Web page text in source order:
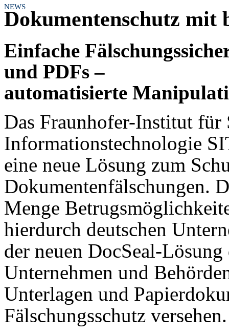
NEWS
Dokumentenschutz mit
Einfache
und PDFs –
automatisierte
Das Fraunhofer-Institut für
Informationstechnologie
eine neue Lösung zum
Dokumentenfälschungen.
Menge
hierdurch deutschen
der neuen DocSeal-
Unternehmen und
Unterlagen und
Fälschungsschutz versehen.